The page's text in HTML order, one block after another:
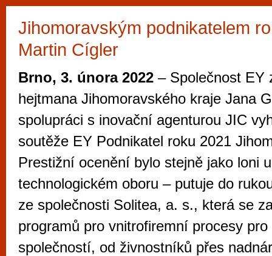
Jihomoravským podnikatelem
Martin Cígler
Brno, 3. února 2022 – Společnost EY
hejtmana Jihomoravského kraje Jana
spolupráci s inovační agenturou JIC
soutěže EY Podnikatel roku 2021
Prestižní ocenění bylo stejně jako loni
technologickém oboru – putuje do
ze společnosti Solitea, a. s., která se
programů pro vnitrofiremní procesy
společností, od živnostníků přes
Průvodce
Brno je
zajímavé
restaurace,
Mimo jiné je ale také místem, kde si
vyzkoušet různé kasinové hry. V
metropoli naleznete širokou nabídku her
po moderní automaty jak pro pravidelné
příležitostné hráče. V...